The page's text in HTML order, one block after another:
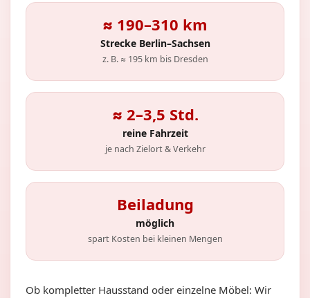
≈ 190–310 km
Strecke Berlin–Sachsen
z. B. ≈ 195 km bis Dresden
≈ 2–3,5 Std.
reine Fahrzeit
je nach Zielort & Verkehr
Beiladung
möglich
spart Kosten bei kleinen Mengen
Ob kompletter Hausstand oder einzelne Möbel: Wir